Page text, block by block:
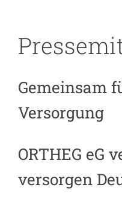
Gemeinsam
Versorgung
ORTHEG eG
versorgen